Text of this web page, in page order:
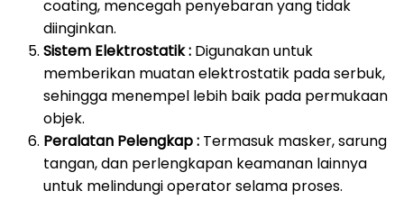
coating, mencegah penyebaran yang tidak
diinginkan.
Sistem Elektrostatik : Digunakan untuk
memberikan muatan elektrostatik pada serbuk,
sehingga menempel lebih baik pada permukaan
objek.
Peralatan Pelengkap : Termasuk masker, sarung
tangan, dan perlengkapan keamanan lainnya
untuk melindungi operator selama proses.